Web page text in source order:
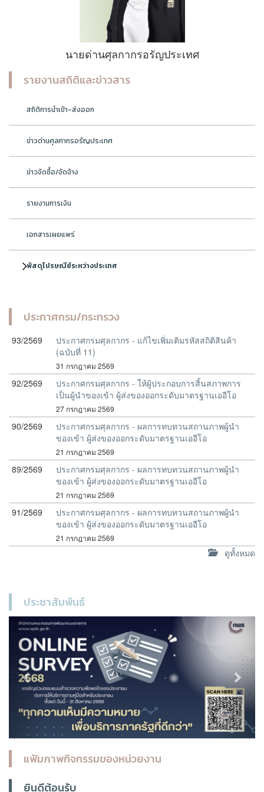
นายด่านศุลกากรอรัญประเทศ
รายงานสถิติและข่าวสาร
สถิติการนำเข้า-ส่งออก
ข่าวด่านศุลกากรอรัญประเทศ
ข่าวจัดซื้อ/จัดจ้าง
รายงานการเงิน
เอกสารเผยแพร่
พัสดุไปรษณีย์ระหว่างประเทศ
ประกาศกรม/กระทรวง
93/2569
ประกาศกรมศุลกากร - แก้ไขเพิ่มเติมรหัสสถิติสินค้า
(ฉบับที่ 11)
31 กรกฎาคม 2569
92/2569
ประกาศกรมศุลกากร - ให้ผู้ประกอบการสิ้นสภาพการ
เป็นผู้นำของเข้า ผู้ส่งของออกระดับมาตรฐานเออีโอ
27 กรกฎาคม 2569
90/2569
ประกาศกรมศุลกากร - ผลการทบทวนสถานภาพผู้นำ
ของเข้า ผู้ส่งของออกระดับมาตรฐานเออีโอ
21 กรกฎาคม 2569
89/2569
ประกาศกรมศุลกากร - ผลการทบทวนสถานภาพผู้นำ
ของเข้า ผู้ส่งของออกระดับมาตรฐานเออีโอ
21 กรกฎาคม 2569
91/2569
ประกาศกรมศุลกากร - ผลการทบทวนสถานภาพผู้นำ
ของเข้า ผู้ส่งของออกระดับมาตรฐานเออีโอ
21 กรกฎาคม 2569
ดูทั้งหมด
ประชาสัมพันธ์
Previous Next
แฟ้มภาพกิจกรรมของหน่วยงาน
ยินดีต้อนรับ